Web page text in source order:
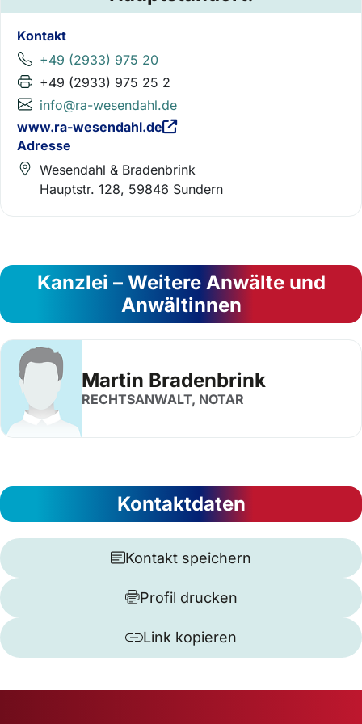
Kontakt
+49 (2933) 975 20
+49 (2933) 975 25 2
info@ra-wesendahl.de
www.ra-wesendahl.de
Adresse
Wesendahl & Bradenbrink
Hauptstr. 128, 59846 Sundern
Kanzlei – Weitere Anwälte und
Anwältinnen
Martin Bradenbrink
RECHTSANWALT, NOTAR
Kontaktdaten
Kontakt speichern
Profil drucken
Link kopieren